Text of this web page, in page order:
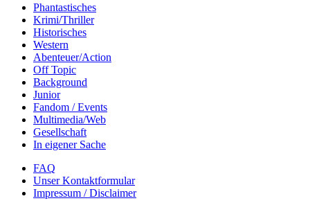
Phantastisches
Krimi/Thriller
Historisches
Western
Abenteuer/Action
Off Topic
Background
Junior
Fandom / Events
Multimedia/Web
Gesellschaft
In eigener Sache
FAQ
Unser Kontaktformular
Impressum / Disclaimer